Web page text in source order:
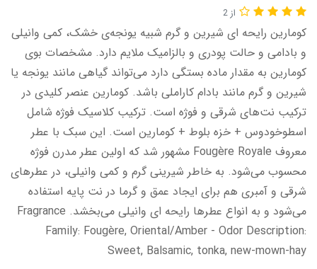
از 2
کومارین رایحه ای شیرین و گرم شبیه یونجه‌ی خشک، کمی وانیلی
و بادامی و حالت پودری و بالزامیک ملایم دارد. مشخصات بوی
کومارین به مقدار ماده بستگی دارد می‌تواند گیاهی مانند یونجه یا
شیرین و گرم مانند بادام کاراملی باشد. کومارین عنصر کلیدی در
ترکیب نت‌های شرقی و فوژه است. ترکیب کلاسیک فوژه شامل
اسطوخودوس + خزه بلوط + کومارین است. این سبک با عطر
معروف Fougère Royale مشهور شد که اولین عطر مدرن فوژه
محسوب می‌شود. به خاطر شیرینی گرم و کمی وانیلی، در عطرهای
شرقی و آمبری هم برای ایجاد عمق و گرما در نت پایه استفاده
می‌شود و به انواع عطرها رایحه ای وانیلی می‌بخشد. Fragrance
Family: Fougère, Oriental/Amber - Odor Description:
Sweet, Balsamic, tonka, new-mown-hay